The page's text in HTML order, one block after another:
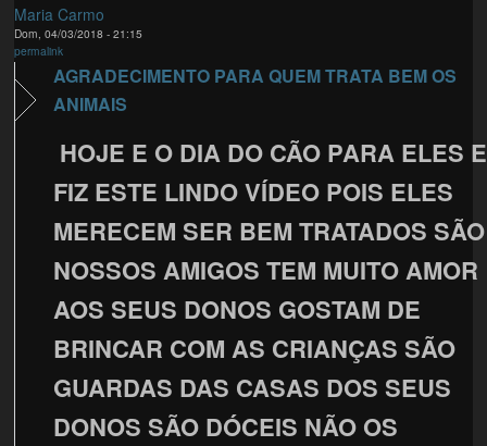
Maria Carmo
Dom, 04/03/2018 - 21:15
permalink
AGRADECIMENTO PARA QUEM TRATA BEM OS
ANIMAIS
HOJE E O DIA DO CÃO PARA ELES
FIZ ESTE LINDO VÍDEO POIS ELES
MERECEM SER BEM TRATADOS SÃO
NOSSOS AMIGOS TEM MUITO AMOR
AOS SEUS DONOS GOSTAM DE
BRINCAR COM AS CRIANÇAS SÃO
GUARDAS DAS CASAS DOS SEUS
DONOS SÃO DÓCEIS NÃO OS